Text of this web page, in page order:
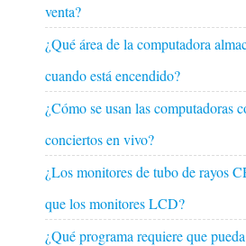
venta?
¿Qué área de la computadora
cuando está encendido?
¿Cómo se usan las computadoras
conciertos en vivo?
¿Los monitores de tubo de rayos
que los monitores LCD?
¿Qué programa requiere que